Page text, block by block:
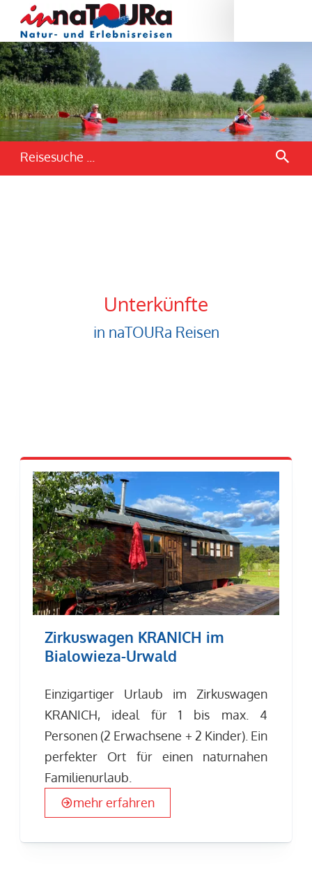
Reisesuche ...
Unterkünfte
in naTOURa Reisen
Zirkuswagen KRANICH im
Bialowieza-Urwald
Einzigartiger Urlaub im Zirkuswagen
KRANICH, ideal für 1 bis max. 4
Personen (2 Erwachsene + 2 Kinder). Ein
perfekter Ort für einen naturnahen
Familienurlaub.
mehr erfahren